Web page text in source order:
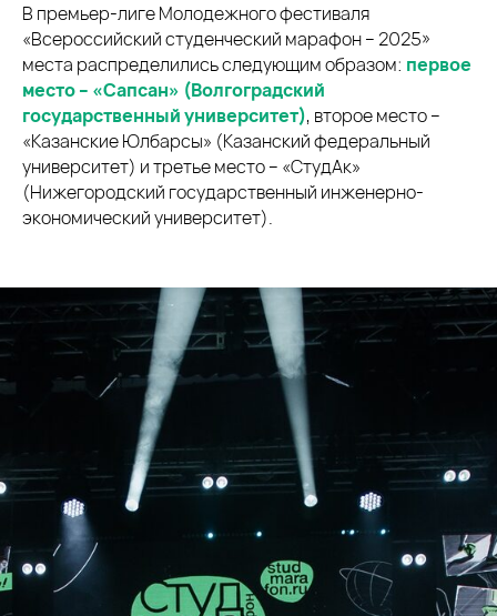
В премьер-лиге Молодежного фестиваля
«Всероссийский студенческий марафон – 2025»
места распределились следующим образом: первое
место – «Сапсан» (Волгоградский
государственный университет), второе место –
«Казанские Юлбарсы» (Казанский федеральный
университет) и третье место – «СтудАк»
(Нижегородский государственный инженерно-
экономический университет).